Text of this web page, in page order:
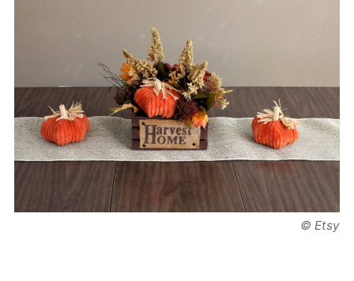
© Etsy